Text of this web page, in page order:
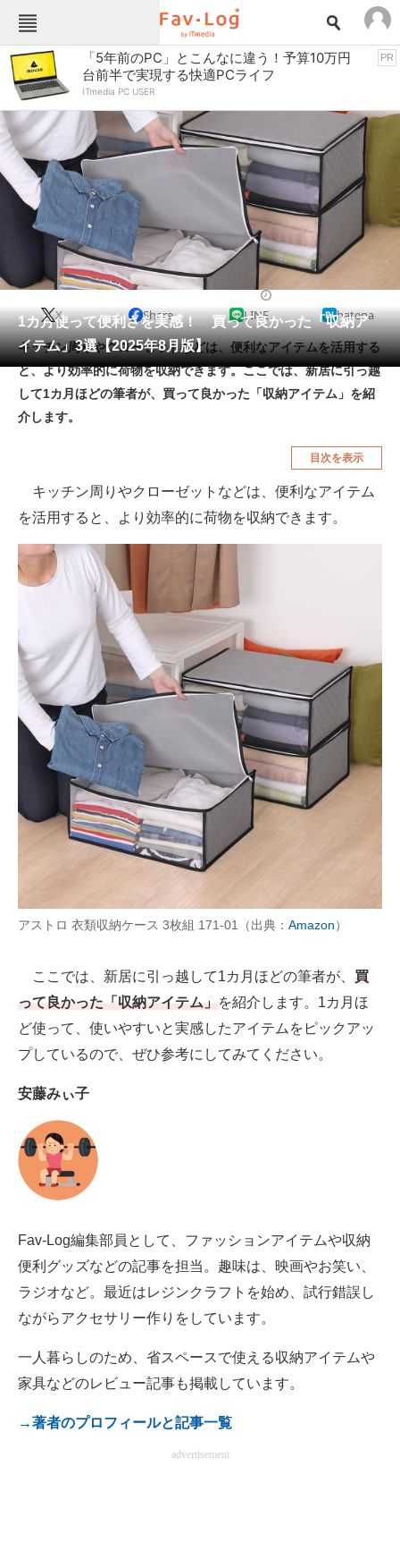
Fav-Logカテゴリー一覧
TOP アウトドア用品
インテリア・収納 おもちゃ・ホビー
カメラ キッチン家電
キッチン用品
コンテンツ・サービス スイーツ・お菓子
スポーツ・レジャー スマホ・携帯電話
パソコン・タブレット ファッション
ペット 家電
工具・DIY 本・DVD・CD
生活家電 生活用品
空調・季節家電
釣り具・釣り用品 食品・飲料・お酒
メディア
注目記事を集めた総合ページ
ITの今と未来を見通す
スマホと通信の最新トレンド
進化するPCとデバイスの未来
好きが集まる 比べて選べる
ビジネスと働き方のヒント
AI活用のいまが分かる
ITエンジニア向け専門サイト
企業向けIT製品の総合サイト
モノづくり技術者専門サイト
エレクトロニクス専門サイト
エネルギーの専門メディア
建設×テクノロジーの最前線
「5年前のPC」とこんなに違う！予算10万円
台前半で実現する快適PCライフ
ITmedia PC USER
PR
1カ月使って便利さを実感！ 買って良かった「収納ア
イテム」3選【2025年8月版】
X Share LINE hatena
キッチン周りやクローゼットなどは、便利なアイテムを活用する
と、より効率的に荷物を収納できます。ここでは、新居に引っ越
して1カ月ほどの筆者が、買って良かった「収納アイテム」を紹
介します。
目次を表示
キッチン周りやクローゼットなどは、便利なアイテム
を活用すると、より効率的に荷物を収納できます。
アストロ 衣類収納ケース 3枚組 171-01（出典： Amazon）
ここでは、新居に引っ越して1カ月ほどの筆者が、 買
って良かった「収納アイテム」を紹介します。1カ月ほ
ど使って、使いやすいと実感したアイテムをピックアッ
プしているので、ぜひ参考にしてみてください。
安藤みぃ子
Fav-Log編集部員として、ファッションアイテムや収納
便利グッズなどの記事を担当。趣味は、映画やお笑い、
ラジオなど。最近はレジンクラフトを始め、試行錯誤し
ながらアクセサリー作りをしています。
一人暮らしのため、省スペースで使える収納アイテムや
家具などのレビュー記事も掲載しています。
→著者のプロフィールと記事一覧
advertisement